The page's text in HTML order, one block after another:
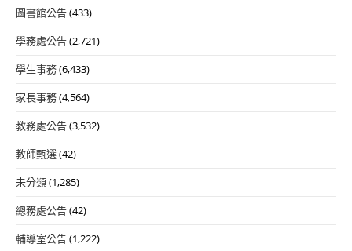
圖書館公告(433)
學務處公告(2,721)
學生事務(6,433)
家長事務(4,564)
教務處公告(3,532)
教師甄選(42)
未分類(1,285)
總務處公告(42)
輔導室公告(1,222)